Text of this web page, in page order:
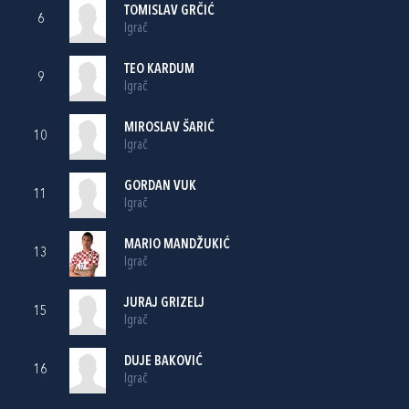
6
TOMISLAV GRČIĆ
Igrač
9
TEO KARDUM
Igrač
10
MIROSLAV ŠARIĆ
Igrač
11
GORDAN VUK
Igrač
13
MARIO MANDŽUKIĆ
Igrač
15
JURAJ GRIZELJ
Igrač
16
DUJE BAKOVIĆ
Igrač